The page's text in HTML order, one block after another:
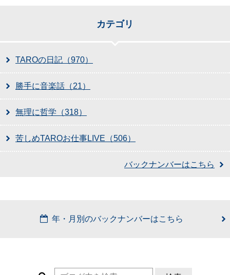
カテゴリ
TAROの日記（970）
勝手に音楽話（21）
無理に哲学（318）
苦しめTAROお仕事LIVE（506）
バックナンバーはこちら
年・月別のバックナンバーはこちら